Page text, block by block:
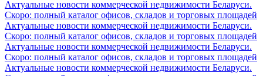
Актуальные новости коммерческой недвижимости Беларуси.
Скоро: полный каталог офисов, складов и торговых площадей
Актуальные новости коммерческой недвижимости Беларуси.
Скоро: полный каталог офисов, складов и торговых площадей
Актуальные новости коммерческой недвижимости Беларуси.
Скоро: полный каталог офисов, складов и торговых площадей
Актуальные новости коммерческой недвижимости Беларуси.